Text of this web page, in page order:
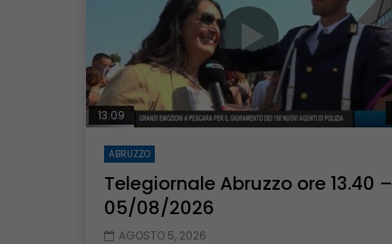
13:09
ABRUZZO
Telegiornale Abruzzo ore 13.40 –
05/08/2026
AGOSTO 5, 2026